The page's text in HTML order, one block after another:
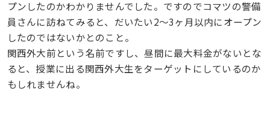
プンしたのかわかりませんでした。ですのでコマツの警備
員さんに訪ねてみると、だいたい2〜3ヶ月以内にオープン
したのではないかとのこと。
関西外大前という名前ですし、昼間に最大料金がないとな
ると、授業に出る関西外大生をターゲットにしているのか
もしれませんね。